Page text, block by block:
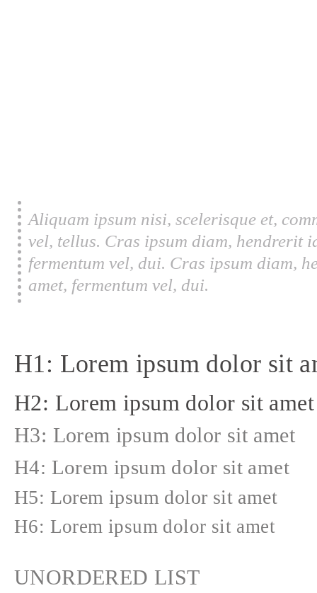
Aliquam ipsum nisi, scelerisque et,
vel, tellus. Cras ipsum diam, hendrerit
fermentum vel, dui. Cras ipsum diam,
amet, fermentum vel, dui.
H1: Lorem ipsum dolor sit
H2: Lorem ipsum dolor sit amet
H3: Lorem ipsum dolor sit amet
H4: Lorem ipsum dolor sit amet
H5: Lorem ipsum dolor sit amet
H6: Lorem ipsum dolor sit amet
UNORDERED LIST